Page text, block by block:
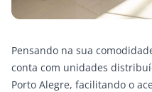
Pensando na sua
conta com unidades
Porto Alegre, facilitando o